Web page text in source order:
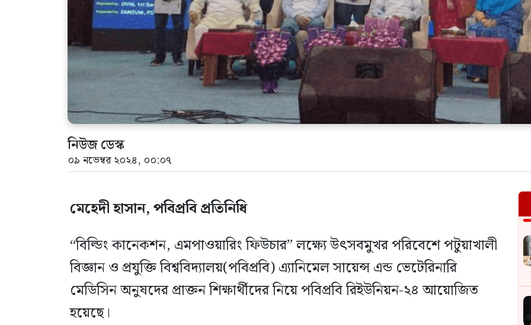
নিউজ ডেস্ক
০৯ নভেম্বর ২০২৪, ০০:০৭
মেহেদী হাসান, পবিপ্রবি প্রতিনিধি
“বিল্ডিং কানেকশন, এমপাওয়ারিং ফিউচার” লক্ষ্যে উৎসবমুখর পরিবেশে পটুয়াখালী
বিজ্ঞান ও প্রযুক্তি বিশ্ববিদ্যালয়(পবিপ্রবি) এ্যানিমেল সায়েন্স এন্ড ভেটেরিনারি
মেডিসিন অনুষদের প্রাক্তন শিক্ষার্থীদের নিয়ে পবিপ্রবি রিইউনিয়ন-২৪ আয়োজিত
হয়েছে।